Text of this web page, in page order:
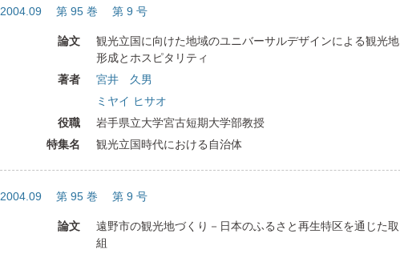
2004.09 第 95 巻 第 9 号
論文
観光立国に向けた地域のユニバーサルデザインによる観光地
形成とホスピタリティ
著者
宮井 久男
ミヤイ ヒサオ
役職
岩手県立大学宮古短期大学部教授
特集名
観光立国時代における自治体
2004.09 第 95 巻 第 9 号
論文
遠野市の観光地づくり－日本のふるさと再生特区を通じた取
組